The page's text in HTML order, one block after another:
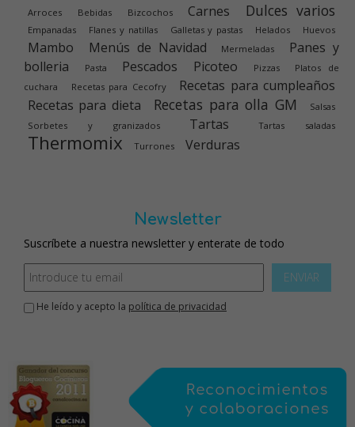
Arroces Bebidas Bizcochos Carnes Dulces varios
Empanadas Flanes y natillas Galletas y pastas Helados Huevos
Mambo Menús de Navidad Mermeladas
Panes y
bolleria
Pasta Pescados Picoteo Pizzas
Platos de
cuchara
Recetas para Cecofry
Recetas para cumpleaños
Recetas para dieta
Recetas para olla GM
Salsas
Sorbetes y granizados
Tartas Tartas saladas
Thermomix Turrones Verduras
Newsletter
Suscríbete a nuestra newsletter y enterate de todo
ENVIAR
He leído y acepto la política de privacidad